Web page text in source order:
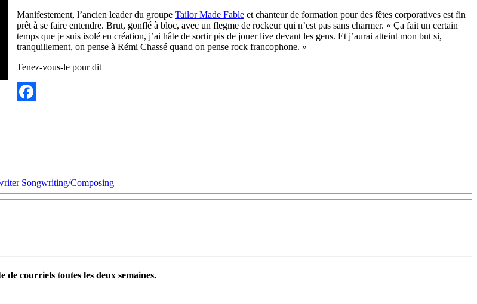
Manifestement, l’ancien leader du groupe Tailor Made Fable et chanteur de formation pour des fêtes corporatives est fin
prêt à se faire entendre. Brut, gonflé à bloc, avec un flegme de rockeur qui n’est pas sans charmer. « Ça fait un certain
temps que je suis isolé en création, j’ai hâte de sortir pis de jouer live devant les gens. Et j’aurai atteint mon but si,
tranquillement, on pense à Rémi Chassé quand on pense rock francophone. »
Tenez-vous-le pour dit
Songwriting/Composing
courriels toutes les deux semaines.